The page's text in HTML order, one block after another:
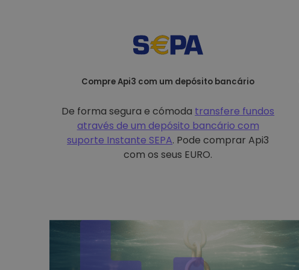
Compre Api3 com um depósito bancário
De forma segura e cómoda transfere fundos
através de um depósito bancário com
suporte Instante SEPA. Pode comprar Api3
com os seus EURO.